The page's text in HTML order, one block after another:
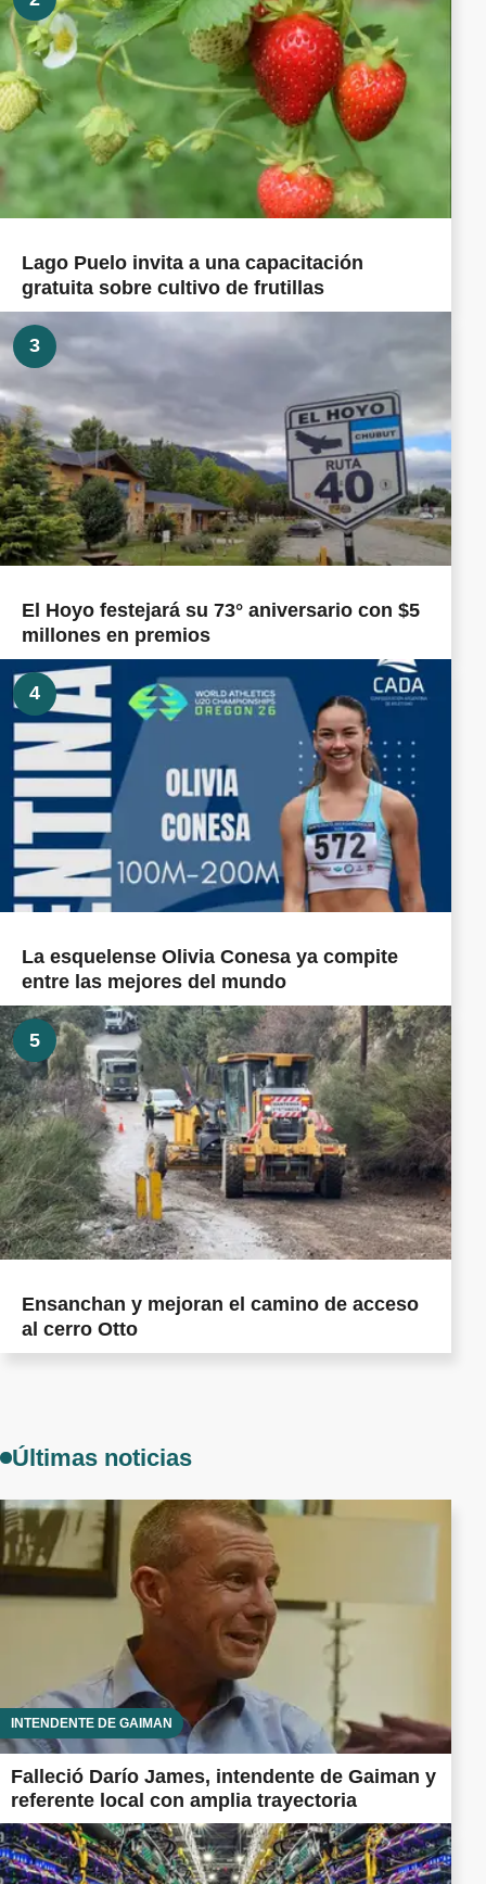
Lago Puelo invita a una capacitación
gratuita sobre cultivo de frutillas
3
El Hoyo festejará su 73° aniversario con $5
millones en premios
4
La esquelense Olivia Conesa ya compite
entre las mejores del mundo
5
Ensanchan y mejoran el camino de acceso
al cerro Otto
Últimas noticias
INTENDENTE DE GAIMAN
Falleció Darío James, intendente de Gaiman y
referente local con amplia trayectoria